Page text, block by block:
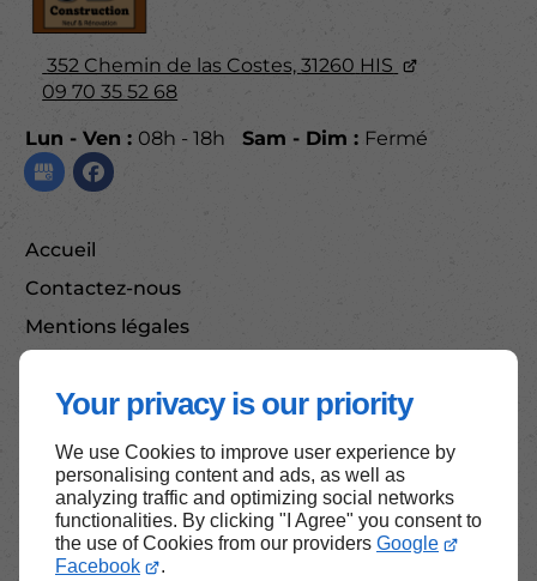
Your privacy is our priority
We use Cookies to improve user experience by
personalising content and ads, as well as
analyzing traffic and optimizing social networks
functionalities. By clicking "I Agree" you consent to
the use of Cookies from our providers Google
Facebook
.
352 Chemin de las Costes,31260 HIS
09 70 35 52 68
Lun - Ven : 08h - 18h Sam - Dim : Fermé
Accueil
Contactez-nous
Mentions légales
Haut de page